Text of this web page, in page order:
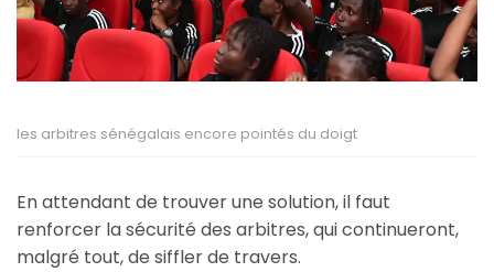
les arbitres sénégalais encore pointés du doigt
En attendant de trouver une solution, il faut
renforcer la sécurité des arbitres, qui continueront,
malgré tout, de siffler de travers.